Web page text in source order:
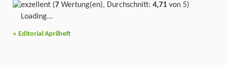
(7 Wertung(en), Durchschnitt: 4,71 von 5)
Loading...
« Editorial Aprilheft